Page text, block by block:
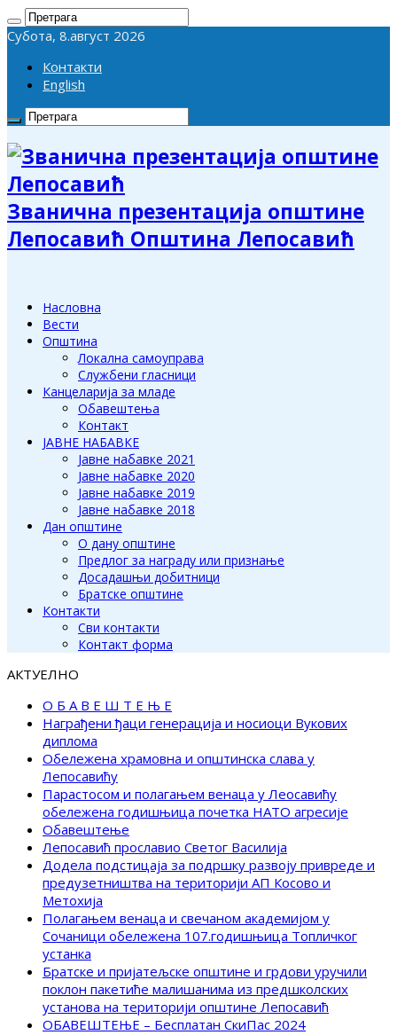
Субота, 8.август 2026
Контакти
English
Званична презентација општине
Лепосавић Општина Лепосавић
Насловна
Вести
Општина
Локална самоуправа
Службени гласници
Канцеларија за младе
Обавештења
Контакт
ЈАВНЕ НАБАВКЕ
Јавне набавке 2021
Јавне набавке 2020
Јавне набавке 2019
Јавне набавке 2018
Дан општине
О дану општине
Предлог за награду или признање
Досадашњи добитници
Братске општине
Контакти
Сви контакти
Контакт форма
АКТУЕЛНО
О Б А В Е Ш Т Е Њ Е
Награђени ђаци генерација и носиоци Вукових
диплома
Обележена храмовна и општинска слава у
Лепосавићу
Парастосом и полагањем венаца у Леосавићу
обележена годишњица почетка НАТО агресије
Обавештење
Лепосавић прославио Светог Василија
Додела подстицаја за подршку развоју привреде и
предузетништва на територији АП Косово и
Метохија
Полагањем венаца и свечаном академијом у
Сочаници обележена 107.годишњица Топличког
устанка
Братске и пријатељске општине и грдови уручили
поклон пакетиће малишанима из предшколских
установа на територији општине Лепосавић
ОБАВЕШТЕЊЕ – Бесплатан СкиПас 2024